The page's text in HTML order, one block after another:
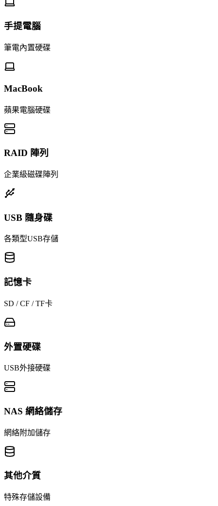
手提電腦
筆電內置硬碟
MacBook
蘋果電腦硬碟
RAID 陣列
企業級磁碟陣列
USB 隨身碟
各類型USB存儲
記憶卡
SD / CF / TF卡
外置硬碟
USB外接硬碟
NAS 網絡儲存
網絡附加儲存
其他介質
特殊存儲設備